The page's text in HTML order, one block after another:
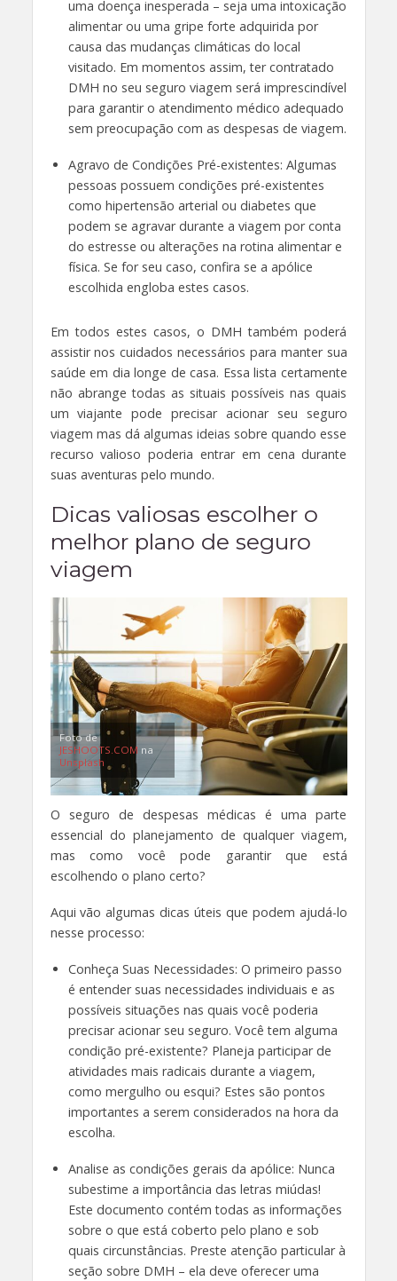
uma doença inesperada – seja uma intoxicação
alimentar ou uma gripe forte adquirida por
causa das mudanças climáticas do local
visitado. Em momentos assim, ter contratado
DMH no seu seguro viagem será imprescindível
para garantir o atendimento médico adequado
sem preocupação com as despesas de viagem.
Agravo de Condições Pré-existentes: Algumas
pessoas possuem condições pré-existentes
como hipertensão arterial ou diabetes que
podem se agravar durante a viagem por conta
do estresse ou alterações na rotina alimentar e
física. Se for seu caso, confira se a apólice
escolhida engloba estes casos.
Em todos estes casos, o DMH também poderá
assistir nos cuidados necessários para manter sua
saúde em dia longe de casa. Essa lista certamente
não abrange todas as situais possíveis nas quais
um viajante pode precisar acionar seu seguro
viagem mas dá algumas ideias sobre quando esse
recurso valioso poderia entrar em cena durante
suas aventuras pelo mundo.
Dicas valiosas escolher o
melhor plano de seguro
viagem
Foto de
JESHOOTS.COM na
Unsplash
O seguro de despesas médicas é uma parte
essencial do planejamento de qualquer viagem,
mas como você pode garantir que está
escolhendo o plano certo?
Aqui vão algumas dicas úteis que podem ajudá-lo
nesse processo:
Conheça Suas Necessidades: O primeiro passo
é entender suas necessidades individuais e as
possíveis situações nas quais você poderia
precisar acionar seu seguro. Você tem alguma
condição pré-existente? Planeja participar de
atividades mais radicais durante a viagem,
como mergulho ou esqui? Estes são pontos
importantes a serem considerados na hora da
escolha.
Analise as condições gerais da apólice: Nunca
subestime a importância das letras miúdas!
Este documento contém todas as informações
sobre o que está coberto pelo plano e sob
quais circunstâncias. Preste atenção particular à
seção sobre DMH – ela deve oferecer uma